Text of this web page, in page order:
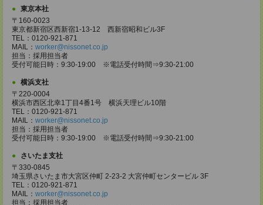
東京本社
〒160-0023
東京都新宿区西新宿1-13-12 西新宿昭和ビル3F
TEL：0120-921-871
MAIL： worker@nissonet.co.jp
担当：採用担当者
受付可能日時：9:30-19:00 ※電話受付時間⇒9:30-21:00
横浜支社
〒220-0004
横浜市西区北幸1丁目4番1号 横浜天理ビル10階
TEL：0120-921-871
MAIL： worker@nissonet.co.jp
担当：採用担当者
受付可能日時：9:30-19:00 ※電話受付時間⇒9:30-21:00
さいたま支社
〒330-0845
埼玉県さいたま市大宮区仲町 2-23-2 大宮仲町センタービル 3F
TEL：0120-921-871
MAIL： worker@nissonet.co.jp
担当：採用担当者